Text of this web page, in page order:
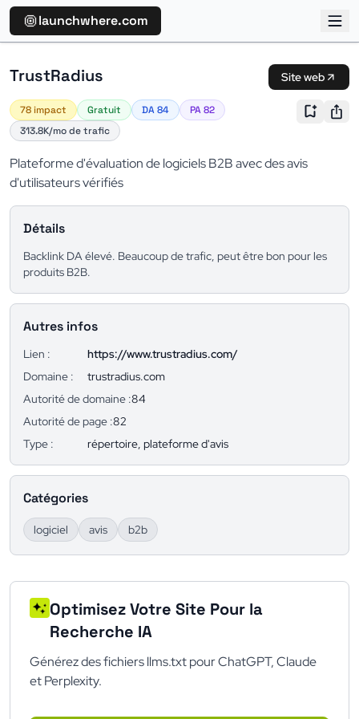
launchwhere.com
TrustRadius Site web
78 impact Gratuit DA 84
PA 82
313.8K/mo de trafic
Plateforme d'évaluation de logiciels B2B avec des avis
d'utilisateurs vérifiés
Détails
Backlink DA élevé. Beaucoup de trafic, peut être bon pour les
produits B2B.
Autres infos
Lien :
https://www.trustradius.com/
Domaine :
trustradius.com
Autorité de domaine :84
Autorité de page :82
Type :
répertoire, plateforme d'avis
Catégories
logiciel avis b2b
Optimisez Votre Site Pour la
Recherche IA
Générez des fichiers llms.txt pour ChatGPT, Claude
et Perplexity.